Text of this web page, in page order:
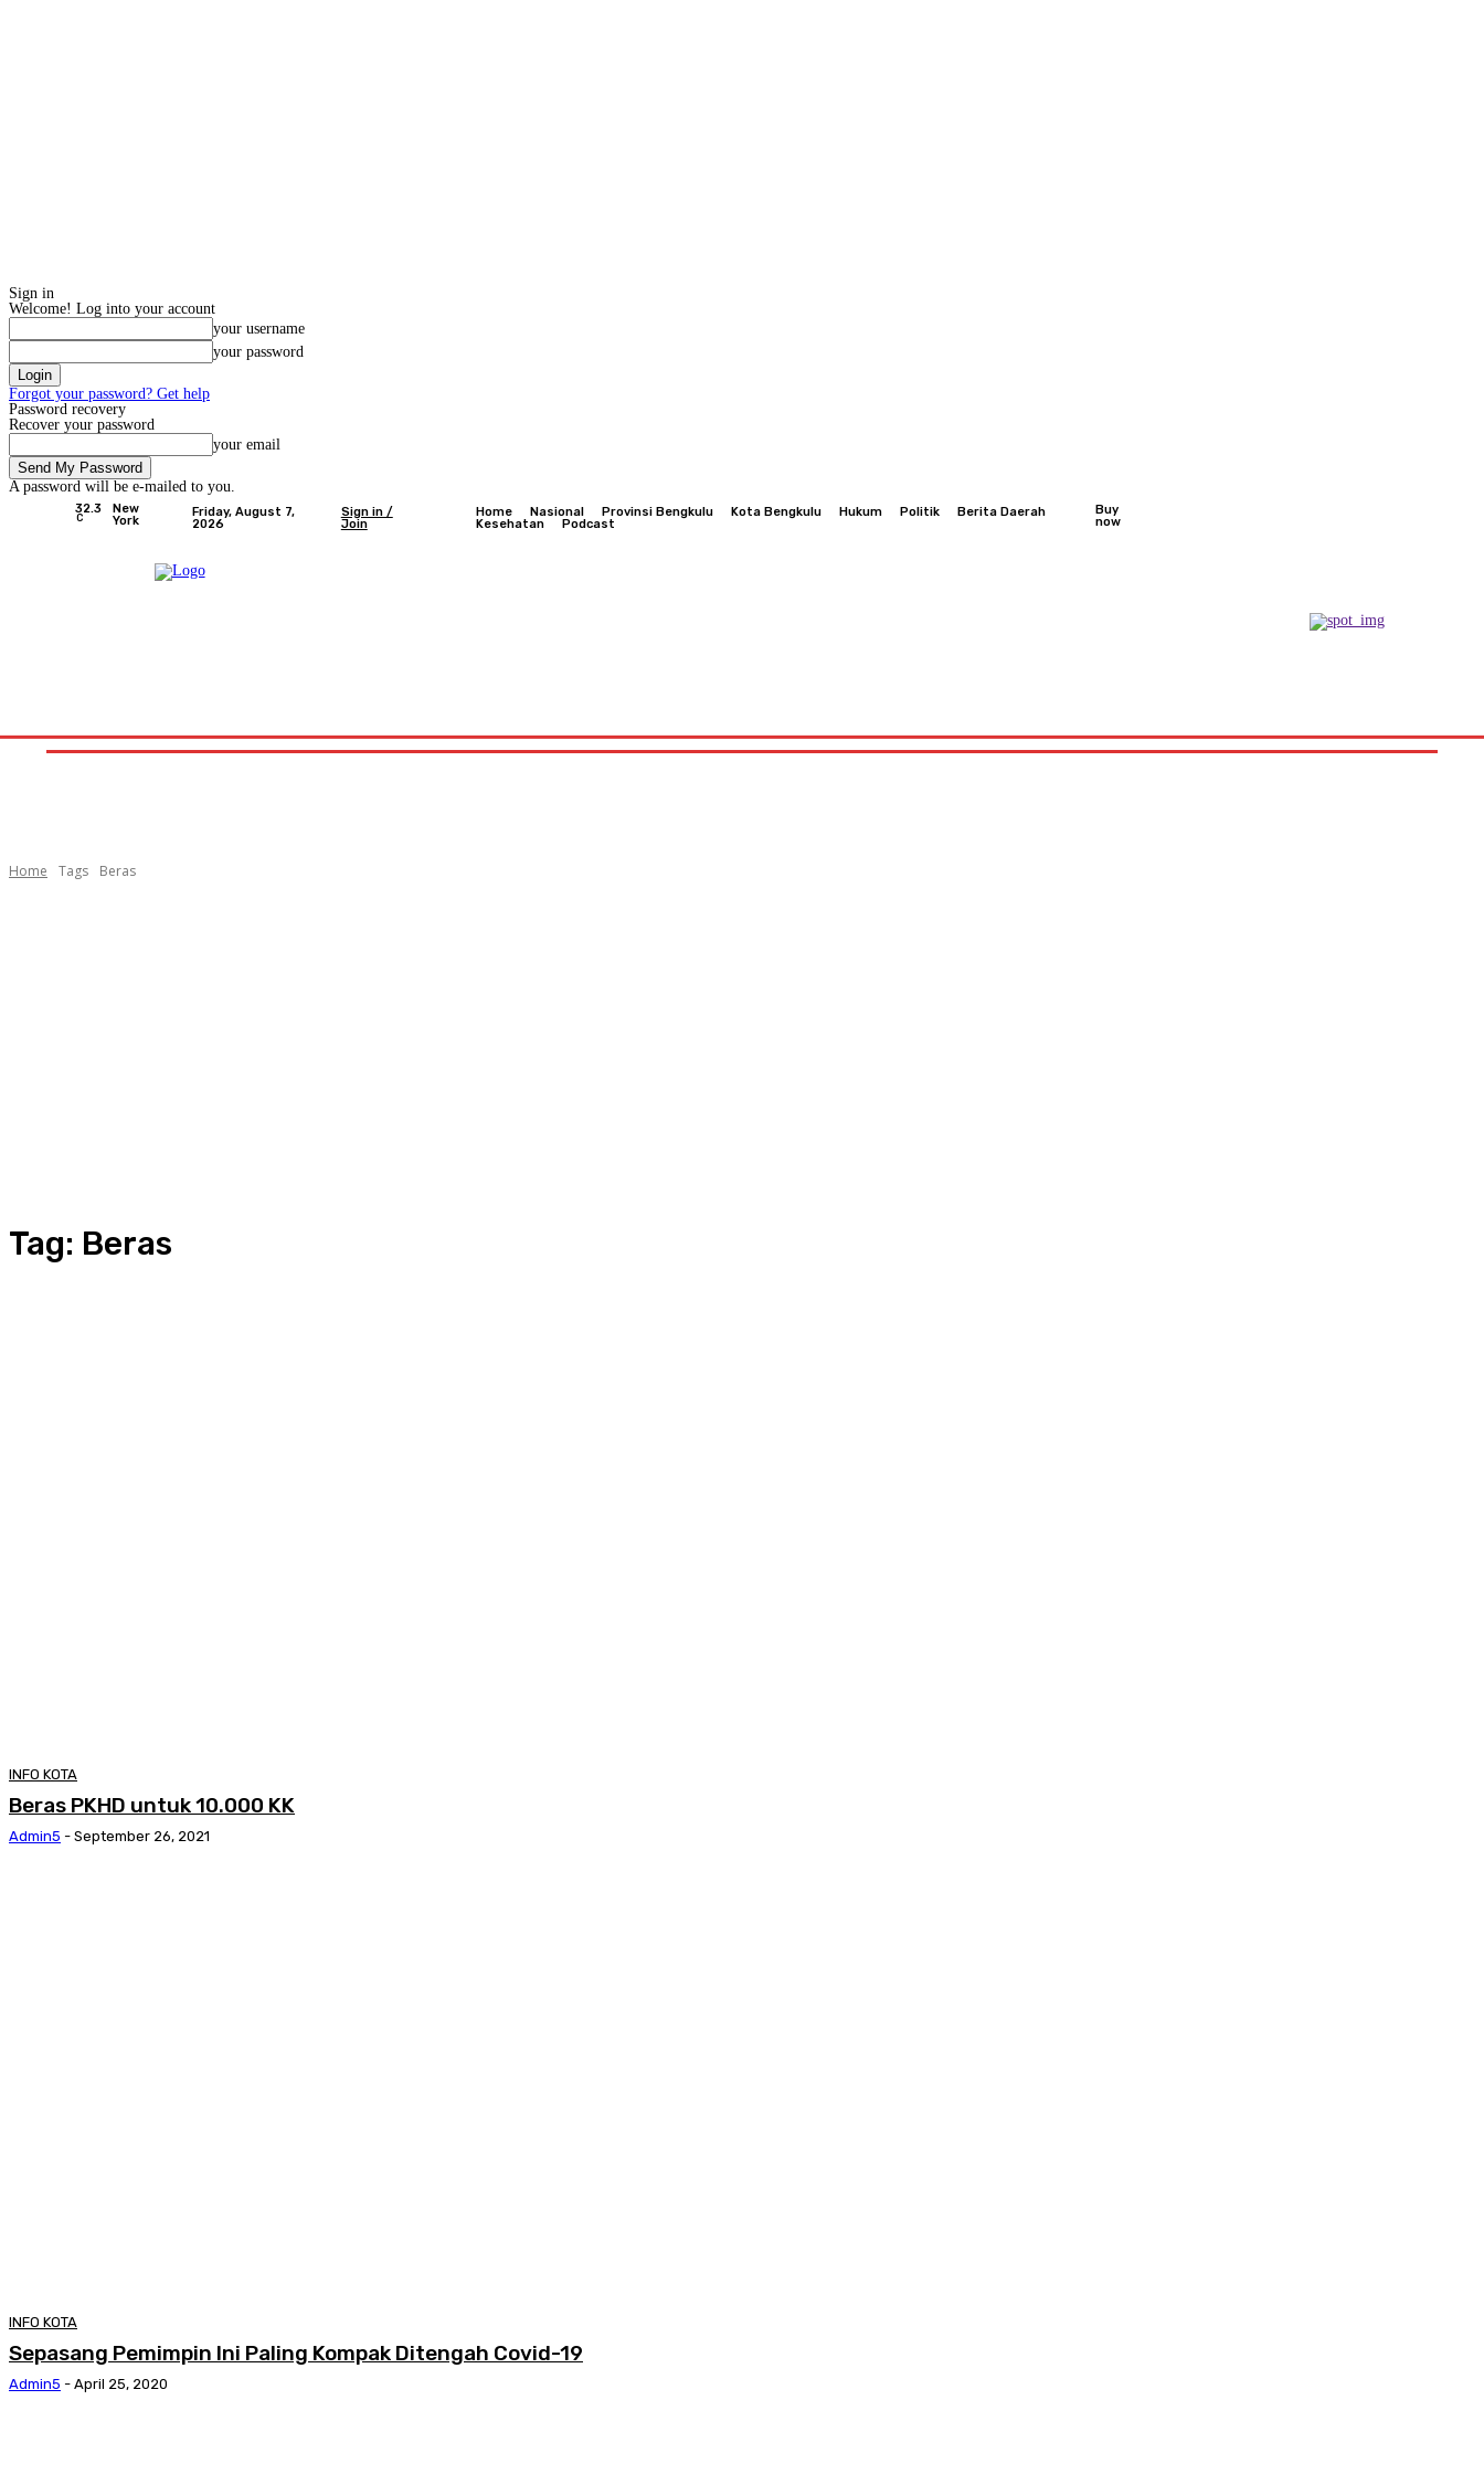
Sign in
Welcome! Log into your account
your username
your password
Forgot your password? Get help
Password recovery
Recover your password
your email
A password will be e-mailed to you.
32.3
C
New
York
Friday, August 7,
2026
Sign in /
Join
Home Nasional Provinsi Bengkulu Kota Bengkulu Hukum Politik
Berita Daerah
Kesehatan
Podcast
Buy
now
Home Tags Beras
Tag: Beras
INFO KOTA
Beras PKHD untuk 10.000 KK
Admin5 - September 26, 2021
INFO KOTA
Sepasang Pemimpin Ini Paling Kompak Ditengah Covid-19
Admin5 - April 25, 2020